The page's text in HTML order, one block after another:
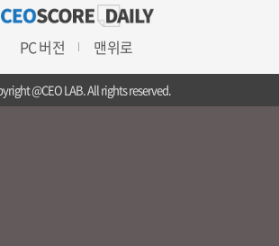
PC 버전 맨위로
@CEO LAB. All rights reserved.